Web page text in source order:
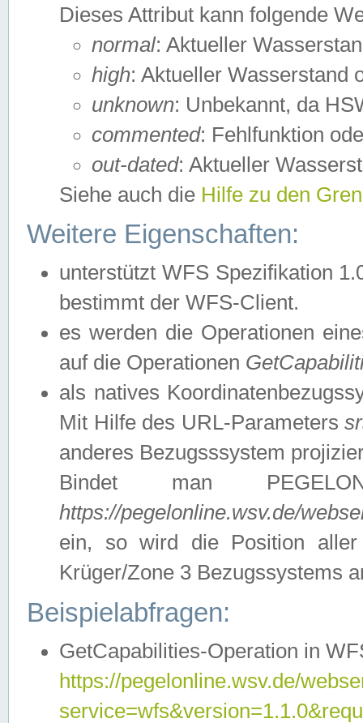
Dieses Attribut kann folgende
normal: Aktueller
high: Aktueller Wasserstand
unknown: Unbekannt, da
commented: Fehlfunktion
out-dated: Aktueller
Siehe auch die Hilfe zu den
Weitere Eigenschaften:
unterstützt WFS Spezifikation
bestimmt der WFS-Client.
es werden die Operationen
auf die Operationen
als natives
Mit Hilfe des URL-Parameters
anderes Bezugsssystem
Bindet man
https://pegelonline.wsv.de/
ein, so wird die Position
Krüger/Zone 3 Bezugssystems
Beispielabfragen:
GetCapabilities-Operation in
https://pegelonline.wsv.de/